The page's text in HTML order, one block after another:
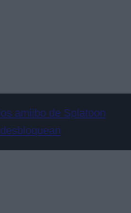
amiibo de Splatoon